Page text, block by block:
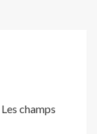
Les champs